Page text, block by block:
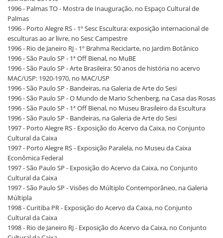
1996 - Palmas TO - Mostra de Inauguração, no Espaço Cultural de
Palmas
1996 - Porto Alegre RS - 1º Sesc Escultura: exposição internacional de
esculturas ao ar livre, no Sesc Campestre
1996 - Rio de Janeiro RJ - 1º Brahma Reciclarte, no Jardim Botânico
1996 - São Paulo SP - 1ª Off Bienal, no MuBE
1996 - São Paulo SP - Arte Brasileira: 50 anos de história no acervo
MAC/USP: 1920-1970, no MAC/USP
1996 - São Paulo SP - Bandeiras, na Galeria de Arte do Sesi
1996 - São Paulo SP - O Mundo de Mario Schenberg, na Casa das Rosas
1996 - São Paulo SP - 1ª Off Bienal, no Museu Brasileiro da Escultura
1996 - São Paulo SP - Bandeiras, na Galeria de Arte do Sesi
1997 - Porto Alegre RS - Exposição do Acervo da Caixa, no Conjunto
Cultural da Caixa
1997 - Porto Alegre RS - Exposição Paralela, no Museu da Caixa
Econômica Federal
1997 - São Paulo SP - Exposição do Acervo da Caixa, no Conjunto
Cultural da Caixa
1997 - São Paulo SP - Visões do Múltiplo Contemporâneo, na Galeria
Múltipla
1998 - Curitiba PR - Exposição do Acervo da Caixa, no Conjunto
Cultural da Caixa
1998 - Rio de Janeiro RJ - Exposição do Acervo da Caixa, no Conjunto